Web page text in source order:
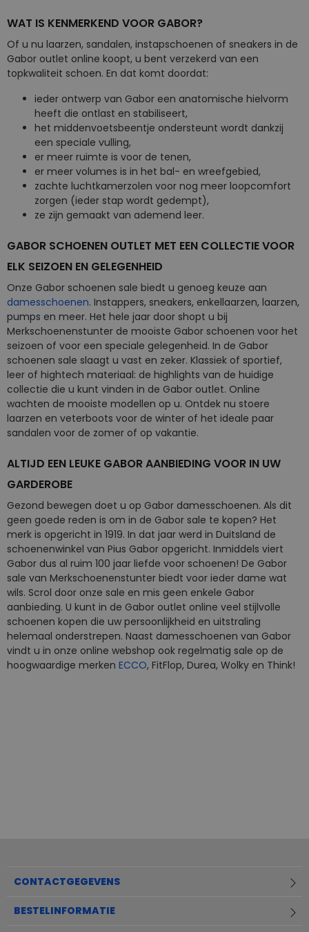
WAT IS KENMERKEND VOOR GABOR?
Of u nu laarzen, sandalen, instapschoenen of sneakers in de
Gabor outlet online koopt, u bent verzekerd van een
topkwaliteit schoen. En dat komt doordat:
ieder ontwerp van Gabor een anatomische hielvorm
heeft die ontlast en stabiliseert,
het middenvoetsbeentje ondersteunt wordt dankzij
een speciale vulling,
er meer ruimte is voor de tenen,
er meer volumes is in het bal- en wreefgebied,
zachte luchtkamerzolen voor nog meer loopcomfort
zorgen (ieder stap wordt gedempt),
ze zijn gemaakt van ademend leer.
GABOR SCHOENEN OUTLET MET EEN COLLECTIE VOOR
ELK SEIZOEN EN GELEGENHEID
Onze Gabor schoenen sale biedt u genoeg keuze aan
damesschoenen. Instappers, sneakers, enkellaarzen, laarzen,
pumps en meer. Het hele jaar door shopt u bij
Merkschoenenstunter de mooiste Gabor schoenen voor het
seizoen of voor een speciale gelegenheid. In de Gabor
schoenen sale slaagt u vast en zeker. Klassiek of sportief,
leer of hightech materiaal: de highlights van de huidige
collectie die u kunt vinden in de Gabor outlet. Online
wachten de mooiste modellen op u. Ontdek nu stoere
laarzen en veterboots voor de winter of het ideale paar
sandalen voor de zomer of op vakantie.
ALTIJD EEN LEUKE GABOR AANBIEDING VOOR IN UW
GARDEROBE
Gezond bewegen doet u op Gabor damesschoenen. Als dit
geen goede reden is om in de Gabor sale te kopen? Het
merk is opgericht in 1919. In dat jaar werd in Duitsland de
schoenenwinkel van Pius Gabor opgericht. Inmiddels viert
Gabor dus al ruim 100 jaar liefde voor schoenen! De Gabor
sale van Merkschoenenstunter biedt voor ieder dame wat
wils. Scrol door onze sale en mis geen enkele Gabor
aanbieding. U kunt in de Gabor outlet online veel stijlvolle
schoenen kopen die uw persoonlijkheid en uitstraling
helemaal onderstrepen. Naast damesschoenen van Gabor
vindt u in onze online webshop ook regelmatig sale op de
hoogwaardige merken ECCO, FitFlop, Durea, Wolky en Think!
CONTACTGEGEVENS
BESTELINFORMATIE